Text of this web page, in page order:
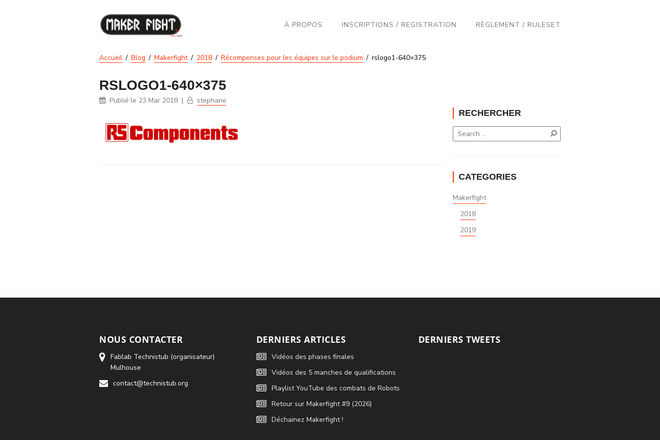
À PROPOS INSCRIPTIONS / REGISTRATION RÈGLEMENT / RULESET
Accueil Blog Makerfight 2018 Récompenses pour les équipes sur le podium rslogo1-640×375
RSLOGO1-640×375
Publié le 23 Mar 2018 | stephane
RECHERCHER
CATEGORIES
Makerfight
2018
2019
NOUS CONTACTER
Fablab Technistub (organisateur)
Mulhouse
contact@technistub.org
DERNIERS ARTICLES
Vidéos des phases finales
Vidéos des 5 manches de qualifications
Playlist YouTube des combats de Robots
Retour sur Makerfight #9 (2026)
Déchainez Makerfight !
DERNIERS TWEETS